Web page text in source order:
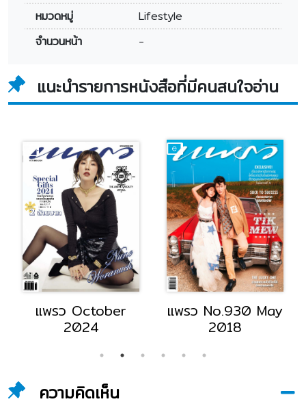
หมวดหมู่
Lifestyle
จำนวนหน้า
-
แนะนำรายการหนังสือที่มีคนสนใจอ่าน
แพรว October
2024
แพรว No.930 May
2018
ความคิดเห็น